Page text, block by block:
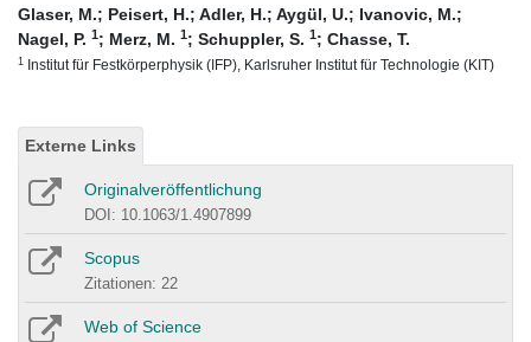
Glaser, M.; Peisert, H.; Adler, H.; Aygül, U.; Ivanovic, M.;
Nagel, P. 1; Merz, M. 1; Schuppler, S. 1; Chasse, T.
1 Institut für Festkörperphysik (IFP), Karlsruher Institut für Technologie (KIT)
Externe Links
Originalveröffentlichung
DOI: 10.1063/1.4907899
Scopus
Zitationen: 22
Web of Science